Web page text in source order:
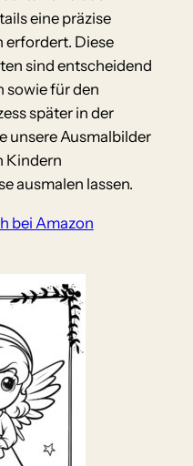
eine präzise
Diese
sind entscheidend
sowie für den
später in der
unsere Ausmalbilder
Kindern
ausmalen lassen.
bei Amazon